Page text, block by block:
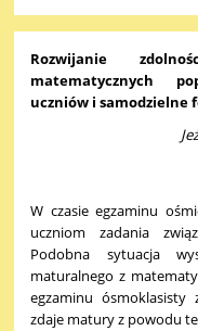
Rozwijanie
matematycznych
uczniów i samodzielne
W czasie egzaminu
uczniom zadania
Podobna sytuacja
maturalnego z
egzaminu
zdaje matury z powodu